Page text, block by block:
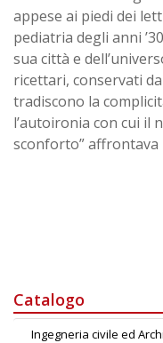
appese ai piedi dei
pediatria degli anni
sua città e
ricettari, conservati
tradiscono la
l’autoironia con cui il
sconforto” affrontava
Catalogo
Ingegneria civile ed